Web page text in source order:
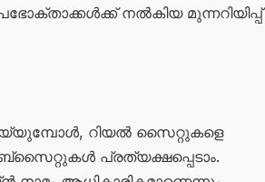
നൽകിയ മുന്നറിയിപ്പ്
റിയൽ സൈറ്റുകളെ
പ്രത്യക്ഷപ്പെടാം.